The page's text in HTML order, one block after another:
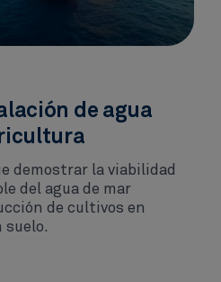
de agua
demostrar la viabilidad
del agua de mar
de cultivos en
suelo.